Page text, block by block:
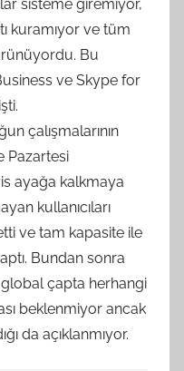
sisteme giremiyor,
kuramıyor ve tüm
Bu
ve Skype for
çalışmalarının
Pazartesi
ayağa kalkmaya
kullanıcıları
ve tam kapasite ile
Bundan sonra
global çapta herhangi
beklenmiyor ancak
da açıklanmıyor.